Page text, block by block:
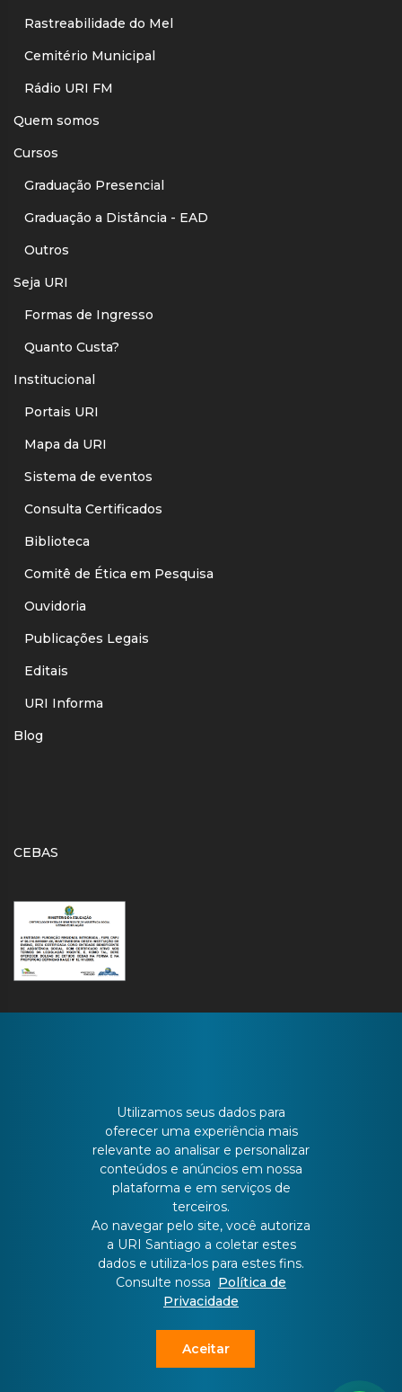
Rastreabilidade do Mel
Cemitério Municipal
Rádio URI FM
Quem somos
Cursos
Graduação Presencial
Graduação a Distância - EAD
Outros
Seja URI
Formas de Ingresso
Quanto Custa?
Institucional
Portais URI
Mapa da URI
Sistema de eventos
Consulta Certificados
Biblioteca
Comitê de Ética em Pesquisa
Ouvidoria
Publicações Legais
Editais
URI Informa
Blog
CEBAS
Batista Bonoto Sobrinho, 733
atendimento@urisantiago.br
Utilizamos seus dados para
oferecer uma experiência mais
relevante ao analisar e personalizar
conteúdos e anúncios em nossa
plataforma e em serviços de
terceiros.
Ao navegar pelo site, você autoriza
a URI Santiago a coletar estes
dados e utiliza-los para estes fins.
Consulte nossa Política de
Privacidade
Aceitar